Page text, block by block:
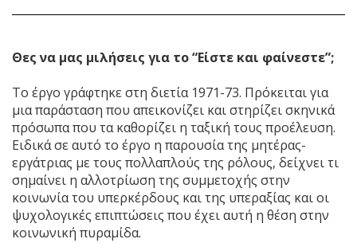
Θες να μας μιλήσεις για το “Είστε και φαίνεστε”;
Το έργο γράφτηκε στη διετία 1971-73. Πρόκειται για
μια παράσταση που απεικονίζει και στηρίζει σκηνικά
πρόσωπα που τα καθορίζει η ταξική τους προέλευση.
Ειδικά σε αυτό το έργο η παρουσία της μητέρας-
εργάτριας με τους πολλαπλούς της ρόλους, δείχνει τι
σημαίνει η αλλοτρίωση της συμμετοχής στην
κοινωνία του υπερκέρδους και της υπεραξίας και οι
ψυχολογικές επιπτώσεις που έχει αυτή η θέση στην
κοινωνική πυραμίδα.